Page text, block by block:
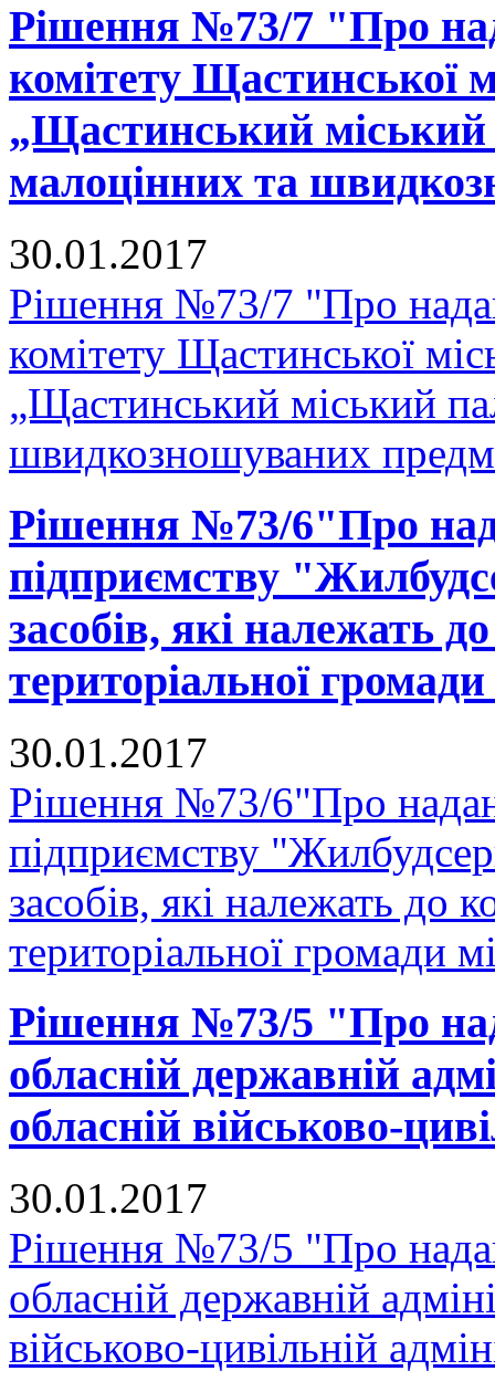
Рішення №73/7 "Про
комітету Щастинської
„Щастинський міський
малоцінних та
30.01.2017
Рішення №73/7 "Про
комітету Щастинської
„Щастинський міський
швидкозношуваних
Рішення №73/6"Про
підприємству
засобів, які належать
територіальної
30.01.2017
Рішення №73/6"Про
підприємству
засобів, які належать до
територіальної громади
Рішення №73/5 "Про
обласній державній
обласній військово-
30.01.2017
Рішення №73/5 "Про
обласній державній
військово-цивільній